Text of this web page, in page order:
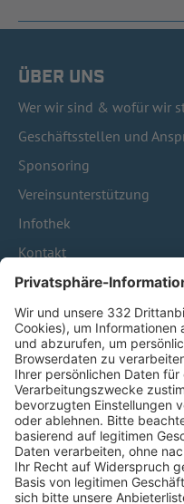
ÜBER UNS
Wer wir sind & wofür wir
Geschäftsstellen und
Sponsoring
Vereinsunterstützung
Infothek
Kontakt
HÄUFIG BESUCHTE
Pässe und Vereinswechsel
Trainerausbildung
Schulungsangebot
BFV-Geschäftsstellen
Trainerbörse
Login SpielPlus